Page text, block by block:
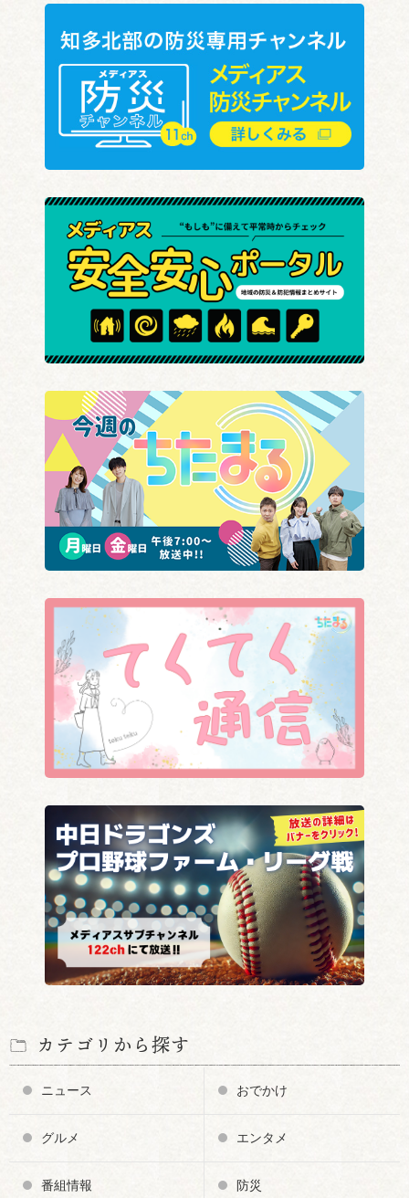
カテゴリから探す
ニュース おでかけ
グルメ エンタメ
番組情報 防災